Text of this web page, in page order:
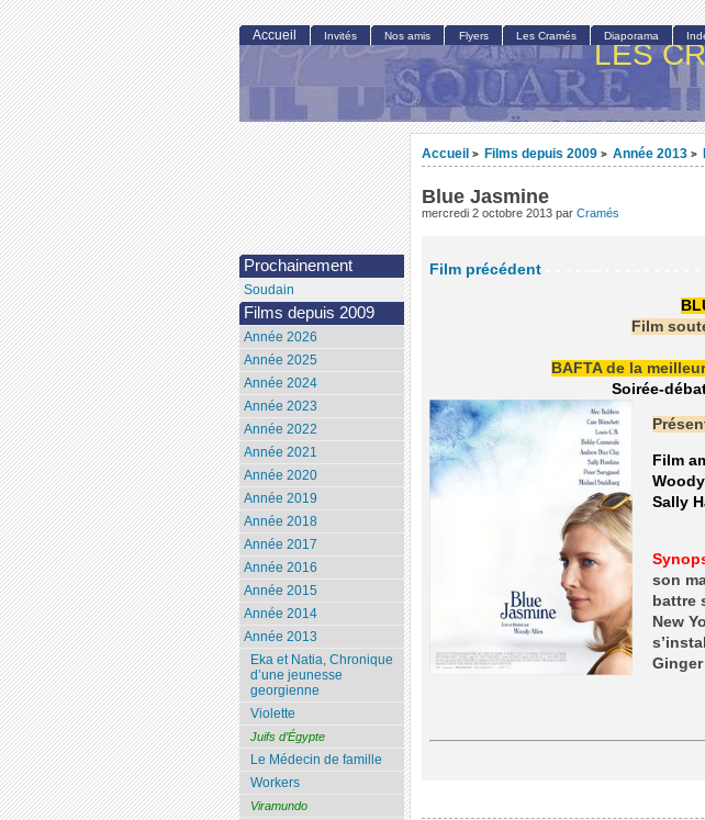
LES
Accueil > Films depuis 2009 > Année 2013 >
Blue Jasmine
mercredi 2 octobre 2013 par Cramés
Film précédent
Film
BAFTA de la
Soirée-
Film
Sally
son
battre
New
Accueil Invités Nos amis Flyers Les Cramés Diaporama
Prochainement
Soudain
Films depuis 2009
Année 2026
Année 2025
Année 2024
Année 2023
Année 2022
Année 2021
Année 2020
Année 2019
Année 2018
Année 2017
Année 2016
Année 2015
Année 2014
Année 2013
Eka et Natia, Chronique
d’une jeunesse
georgienne
Violette
Juifs d’Égypte
Le Médecin de famille
Workers
Viramundo